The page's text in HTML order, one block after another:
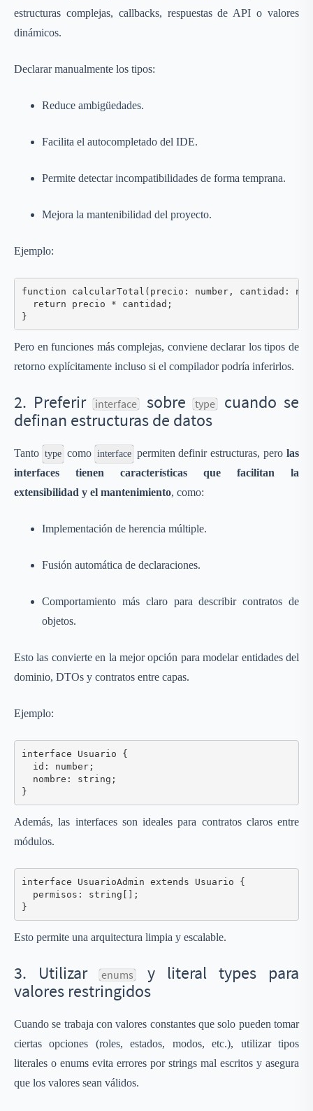
estructuras complejas, callbacks, respuestas de API o valores
dinámicos.
Declarar manualmente los tipos:
Reduce ambigüedades.
Facilita el autocompletado del IDE.
Permite detectar incompatibilidades de forma temprana.
Mejora la mantenibilidad del proyecto.
Ejemplo:
function calcularTotal(precio: number, cantidad:
  return precio * cantidad;
Pero en funciones más complejas, conviene declarar los tipos de
retorno explícitamente incluso si el compilador podría inferirlos.
2. Preferirinterface sobre typecuando se
definan estructuras de datos
Tanto type como interface permiten definir estructuras, pero las
interfaces tienen características que facilitan la
extensibilidad y el mantenimiento, como:
Implementación de herencia múltiple.
Fusión automática de declaraciones.
Comportamiento más claro para describir contratos de
objetos.
Esto las convierte en la mejor opción para modelar entidades del
dominio, DTOs y contratos entre capas.
Ejemplo:
interface Usuario {
  id: number;
  nombre: string;
Además, las interfaces son ideales para contratos claros entre
módulos.
interface UsuarioAdmin extends Usuario {
  permisos: string[];
Esto permite una arquitectura limpia y escalable.
3. Utilizar enums
y literal types para
valores restringidos
Cuando se trabaja con valores constantes que solo pueden tomar
ciertas opciones (roles, estados, modos, etc.), utilizar tipos
literales o enums evita errores por strings mal escritos y asegura
que los valores sean válidos.